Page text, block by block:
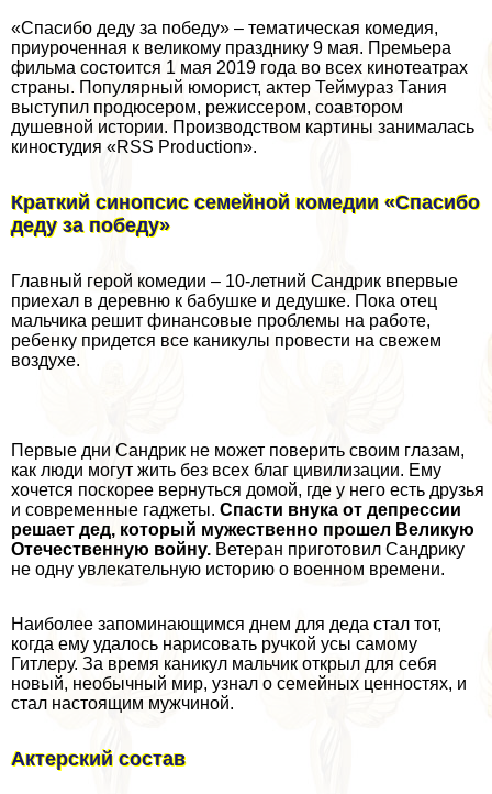
«Спасибо деду за победу» – тематическая комедия,
приуроченная к великому празднику 9 мая. Премьера
фильма состоится 1 мая 2019 года во всех кинотеатрах
страны. Популярный юморист, актер Теймураз Тания
выступил продюсером, режиссером, соавтором
душевной истории. Производством картины занималась
киностудия «RSS Production».
Краткий синопсис семейной комедии «Спасибо
деду за победу»
Главный герой комедии – 10-летний Сандрик впервые
приехал в деревню к бабушке и дедушке. Пока отец
мальчика решит финансовые проблемы на работе,
ребенку придется все каникулы провести на свежем
воздухе.
Первые дни Сандрик не может поверить своим глазам,
как люди могут жить без всех благ цивилизации. Ему
хочется поскорее вернуться домой, где у него есть друзья
и современные гаджеты. Спасти внука от депрессии
решает дед, который мужественно прошел Великую
Отечественную войну. Ветеран приготовил Сандрику
не одну увлекательную историю о военном времени.
Наиболее запоминающимся днем для деда стал тот,
когда ему удалось нарисовать ручкой усы самому
Гитлеру. За время каникул мальчик открыл для себя
новый, необычный мир, узнал о семейных ценностях, и
стал настоящим мужчиной.
Актерский состав